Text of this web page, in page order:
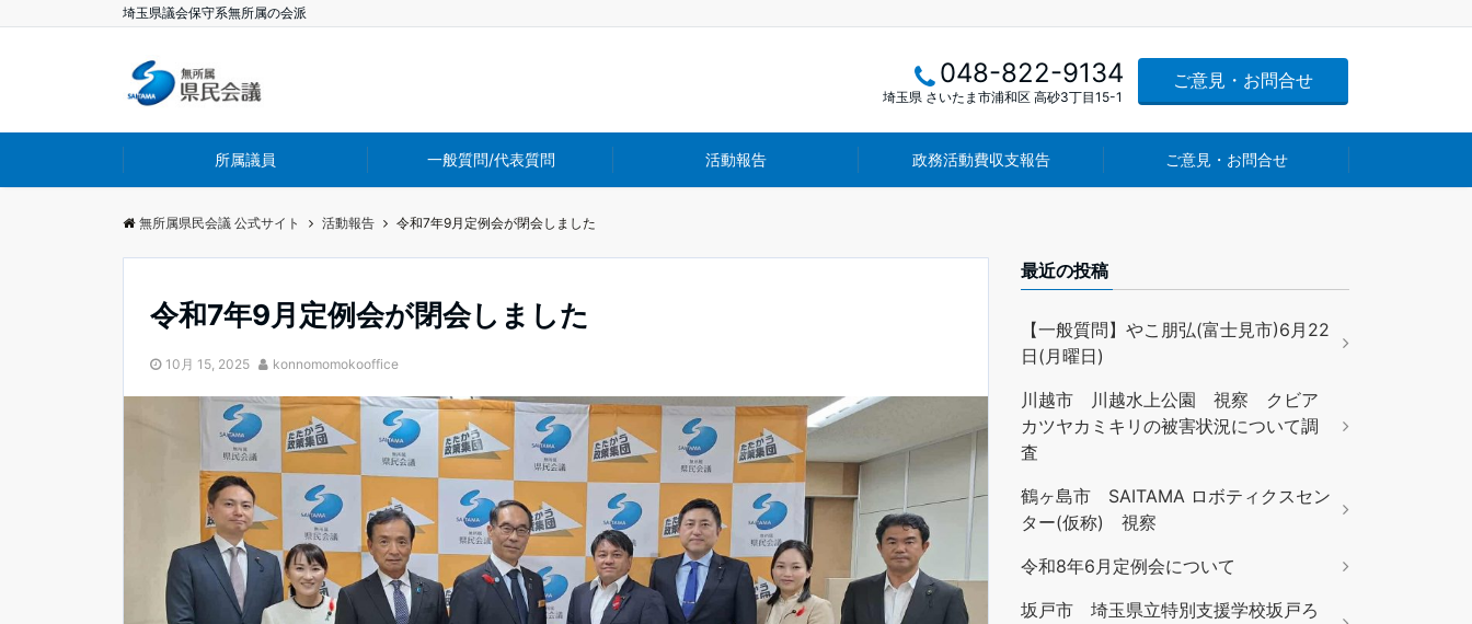
埼玉県議会保守系無所属の会派
048-822-9134
埼玉県 さいたま市浦和区 高砂3丁目15-1
ご意見・お問合せ
所属議員 一般質問/代表質問 活動報告 政務活動費収支報告 ご意見・お問合せ
無所属県民会議 公式サイト 活動報告 令和7年9月定例会が閉会しました
令和7年9月定例会が閉会しました
10月 15, 2025 konnomomokooffice
最近の投稿
【一般質問】やこ朋弘(富士見市)6月22
日(月曜日)
川越市 川越水上公園 視察 クビア
カツヤカミキリの被害状況について調
査
鶴ヶ島市 SAITAMA ロボティクスセン
ター(仮称) 視察
令和8年6月定例会について
坂戸市 埼玉県立特別支援学校坂戸ろ